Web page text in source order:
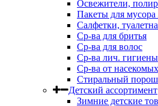
Освежители,
Пакеты для мусора
Салфетки,
Ср-ва для бритья
Ср-ва для волос
Ср-ва лич. гигиены
Ср-ва от
Стиральный
Детский ассортимент
Зимние детские